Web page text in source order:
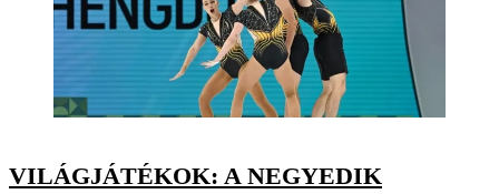
VILÁGJÁTÉKOK: A NEGYEDIK